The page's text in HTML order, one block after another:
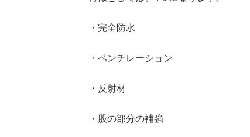
・完全防水
・ベンチレーション
・反射材
・股の部分の補強